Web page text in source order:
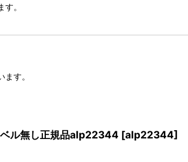
。
す。
ル無し正規品alp22344 [alp22344]